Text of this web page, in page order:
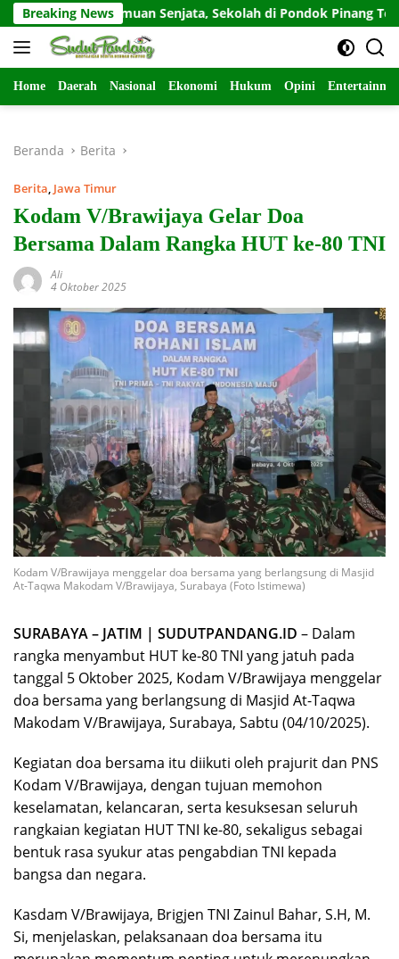
Langsung
ke
konten
Breaking News
Pasca-Temuan Senjata, Sekolah di Pondok Pinang Terapkan
Home Daerah Nasional Ekonomi Hukum Opini
Beranda Berita
Berita, Jawa Timur
Kodam V/Brawijaya Gelar Doa
Bersama Dalam Rangka HUT ke-80 TNI
Ali
4 Oktober 2025
Kodam V/Brawijaya menggelar doa bersama yang berlangsung di Masjid
At-Taqwa Makodam V/Brawijaya, Surabaya (Foto Istimewa)
SURABAYA – JATIM | SUDUTPANDANG.ID – Dalam
rangka menyambut HUT ke-80 TNI yang jatuh pada
tanggal 5 Oktober 2025, Kodam V/Brawijaya menggelar
doa bersama yang berlangsung di Masjid At-Taqwa
Makodam V/Brawijaya, Surabaya, Sabtu (04/10/2025).
Kegiatan doa bersama itu diikuti oleh prajurit dan PNS
Kodam V/Brawijaya, dengan tujuan memohon
keselamatan, kelancaran, serta kesuksesan seluruh
rangkaian kegiatan HUT TNI ke-80, sekaligus sebagai
bentuk rasa syukur atas pengabdian TNI kepada
bangsa dan negara.
Kasdam V/Brawijaya, Brigjen TNI Zainul Bahar, S.H, M.
Si, menjelaskan, pelaksanaan doa bersama itu